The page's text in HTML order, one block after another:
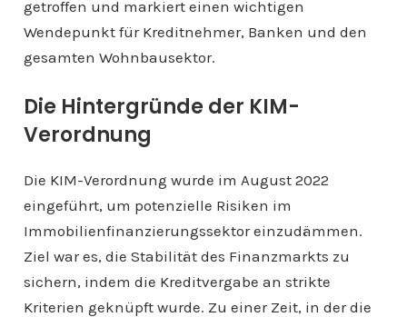
getroffen und markiert einen wichtigen
Wendepunkt für Kreditnehmer, Banken und den
gesamten Wohnbausektor.
Die Hintergründe der KIM-
Verordnung
Die KIM-Verordnung wurde im August 2022
eingeführt, um potenzielle Risiken im
Immobilienfinanzierungssektor einzudämmen.
Ziel war es, die Stabilität des Finanzmarkts zu
sichern, indem die Kreditvergabe an strikte
Kriterien geknüpft wurde. Zu einer Zeit, in der die